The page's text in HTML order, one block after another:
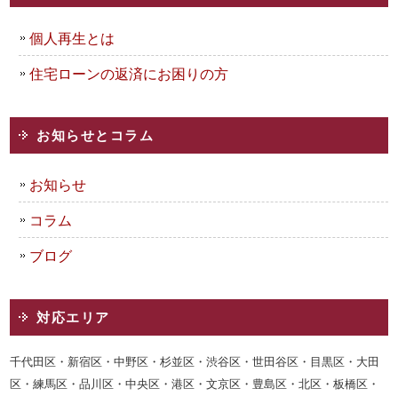
個人再生とは
住宅ローンの返済にお困りの方
お知らせとコラム
お知らせ
コラム
ブログ
対応エリア
千代田区・新宿区・中野区・杉並区・渋谷区・世田谷区・目黒区・大田
区・練馬区・品川区・中央区・港区・文京区・豊島区・北区・板橋区・